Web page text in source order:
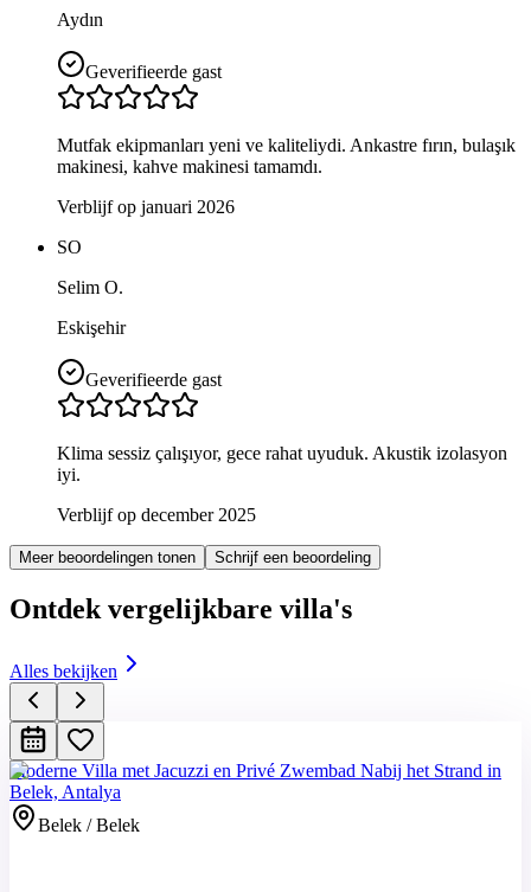
Aydın
Geverifieerde gast
Mutfak ekipmanları yeni ve kaliteliydi. Ankastre fırın, bulaşık
makinesi, kahve makinesi tamamdı.
Verblijf op januari 2026
SO
Selim O.
Eskişehir
Geverifieerde gast
Klima sessiz çalışıyor, gece rahat uyuduk. Akustik izolasyon
iyi.
Verblijf op december 2025
Meer beoordelingen tonen Schrijf een beoordeling
Ontdek vergelijkbare villa's
Alles bekijken
Moderne Villa met Jacuzzi en Privé Zwembad Nabij het Strand in
Belek, Antalya
Belek / Belek